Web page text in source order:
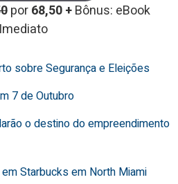
por68,50 +Bônus: eBook
Imediato
sobre Segurança e Eleições
7 de Outubro
o destino do empreendimento
Starbucks em North Miami